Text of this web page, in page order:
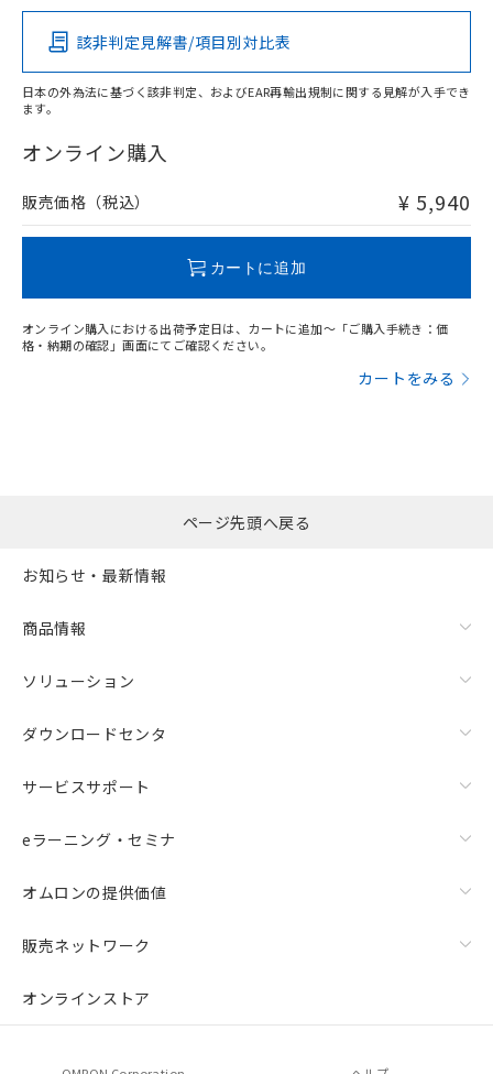
O
在庫等で未対応品が混在する可能性があります。
問い合わせください。
その他の認証はこちらのページからご検索ください
該非判定見解書/項目別対比表
日本の外為法に基づく該非判定、およびEAR再輸出規制に関する見解が入手でき
ます。
オンライン購入
販売価格（税込） ¥ 5,940
カートに追加
オンライン購入における出荷予定日は、カートに追加～「ご購入手続き：価
格・納期の確認」画面にてご確認ください。
カートをみる
ページ先頭へ戻る
お知らせ・最新情報
商品情報
ソリューション
ダウンロードセンタ
サービスサポート
eラーニング・セミナ
オムロンの提供価値
販売ネットワーク
オンラインストア